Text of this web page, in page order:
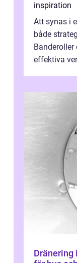
inspiration
Att synas i
både
effektiva
Dränering i